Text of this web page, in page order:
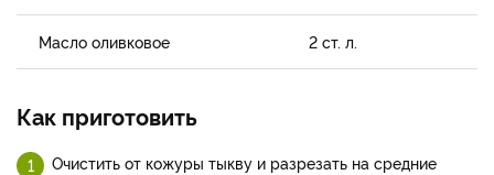
Масло оливковое 2 ст. л.
Как приготовить
Очистить от кожуры тыкву и разрезать на средние